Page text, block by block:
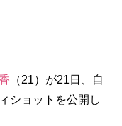
（21）が21日、自
ショットを公開し